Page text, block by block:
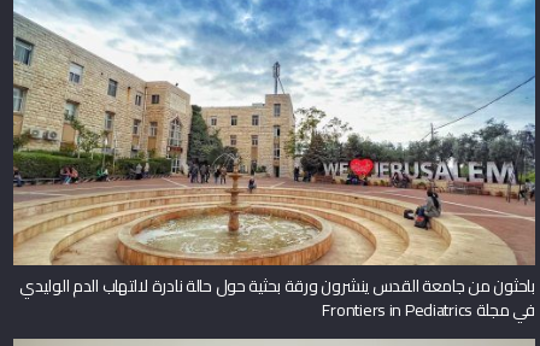
باحثون من جامعة القدس ينشرون ورقة بحثية حول حالة نادرة لالتهاب الدم الوليدي
في مجلة Frontiers in Pediatrics